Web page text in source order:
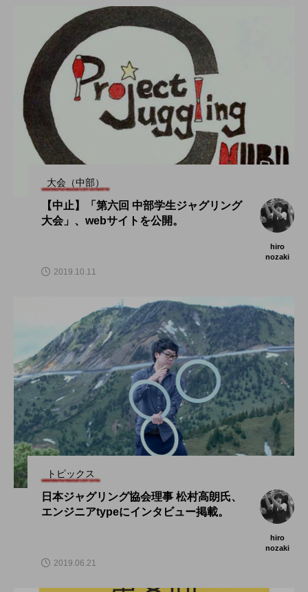
大会（中部）
【中止】「第六回 中部学生ジャグリング
大会」、webサイトを公開。
hiro
nozaki
2019.10.11
トピックス
日本ジャグリング協会理事 松村高朗氏、
エンジニアtypeにインタビュー掲載。
hiro
nozaki
2019.06.21